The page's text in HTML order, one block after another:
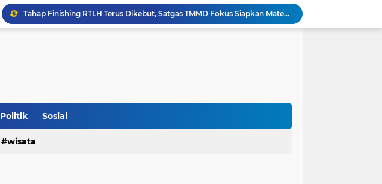
Tahap Finishing RTLH Terus Dikebut, Satgas TMMD Fokus Siapkan Material Keramik Berkualitas
Program RTLH TMMD Lumajang Masuki Tahap Finishing, Rumah Ibu Tuha Dicat Rapi
Inilah Tampilan Baru Rumah Bapak Sirajudi Setelah Direnovasi
Sinergitas Polri dan KSOP Jadi Kunci Penguatan Pengawasan dan Pengamanan Pelabuhan Laut Jayapura
Politik Sosial
wisata